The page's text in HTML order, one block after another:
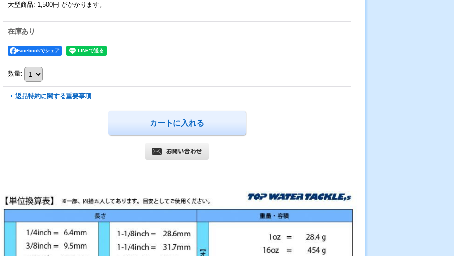
大型商品: 1,500円 がかかります。
在庫あり
Facebookでシェア
数量:
返品特約に関する重要事項